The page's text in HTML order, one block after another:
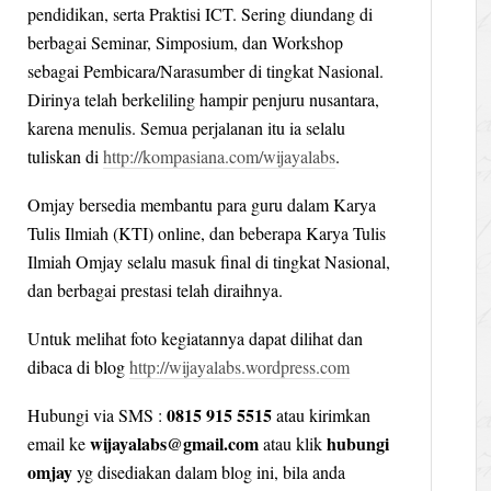
pendidikan, serta Praktisi ICT. Sering diundang di
berbagai Seminar, Simposium, dan Workshop
sebagai Pembicara/Narasumber di tingkat Nasional.
Dirinya telah berkeliling hampir penjuru nusantara,
karena menulis. Semua perjalanan itu ia selalu
tuliskan di http://kompasiana.com/wijayalabs.
Omjay bersedia membantu para guru dalam Karya
Tulis Ilmiah (KTI) online, dan beberapa Karya Tulis
Ilmiah Omjay selalu masuk final di tingkat Nasional,
dan berbagai prestasi telah diraihnya.
Untuk melihat foto kegiatannya dapat dilihat dan
dibaca di bloghttp://wijayalabs.wordpress.com
Hubungi via SMS : 0815 915 5515atau kirimkan
email kewijayalabs@gmail.comatau klikhubungi
omjayyg disediakan dalam blog ini, bila anda